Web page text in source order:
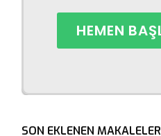
SON EKLENEN MAKALELER